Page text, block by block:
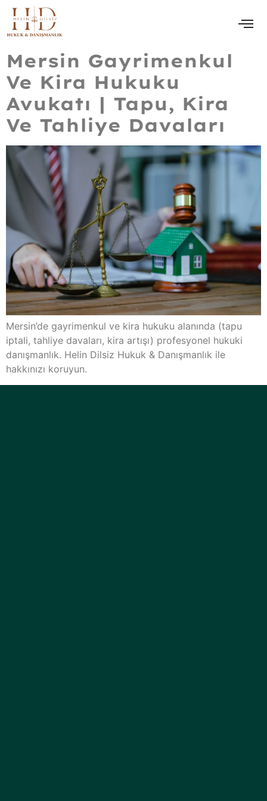
Mersin Gayrimenkul
Ve Kira Hukuku
Avukatı | Tapu, Kira
Ve Tahliye Davaları
Mersin’de gayrimenkul ve kira hukuku alanında (tapu
iptali, tahliye davaları, kira artışı) profesyonel hukuki
danışmanlık. Helin Dilsiz Hukuk & Danışmanlık ile
hakkınızı koruyun.